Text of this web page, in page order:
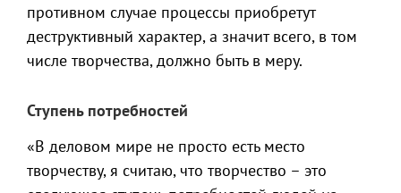
противном случае процессы приобретут
деструктивный характер, а значит всего, в том
числе творчества, должно быть в меру.
Ступень потребностей
«В деловом мире не просто есть место
творчеству, я считаю, что творчество – это